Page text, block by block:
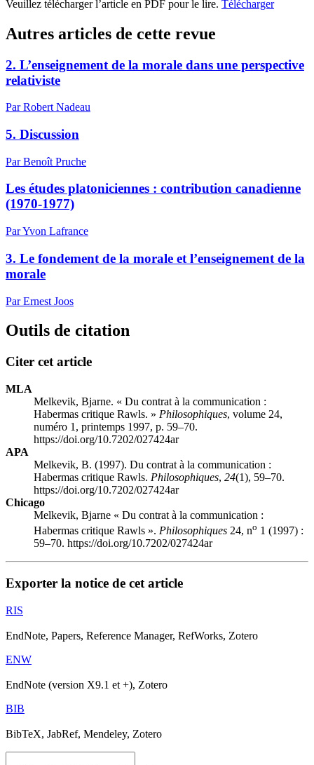
Veuillez télécharger l’article en PDF pour le lire. Télécharger
Autres articles de cette revue
2. L’enseignement de la morale dans une perspective
relativiste
Par Robert Nadeau
5. Discussion
Par Benoît Pruche
Les études platoniciennes : contribution canadienne
(1970-1977)
Par Yvon Lafrance
3. Le fondement de la morale et l’enseignement de la
morale
Par Ernest Joos
Outils de citation
Citer cet article
MLA
Melkevik, Bjarne. « Du contrat à la communication :
Habermas critique Rawls. » Philosophiques, volume 24,
numéro 1, printemps 1997, p. 59–70.
https://doi.org/10.7202/027424ar
APA
Melkevik, B. (1997). Du contrat à la communication :
Habermas critique Rawls. Philosophiques, 24(1), 59–70.
https://doi.org/10.7202/027424ar
Chicago
Melkevik, Bjarne « Du contrat à la communication :
Habermas critique Rawls ». Philosophiques 24, no 1 (1997) :
59–70. https://doi.org/10.7202/027424ar
Exporter la notice de cet article
RIS
EndNote, Papers, Reference Manager, RefWorks, Zotero
ENW
EndNote (version X9.1 et +), Zotero
BIB
BibTeX, JabRef, Mendeley, Zotero